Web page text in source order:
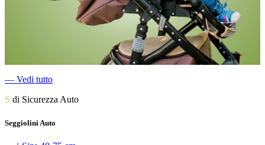
― Vedi tutto
S di Sicurezza Auto
Seggiolini Auto